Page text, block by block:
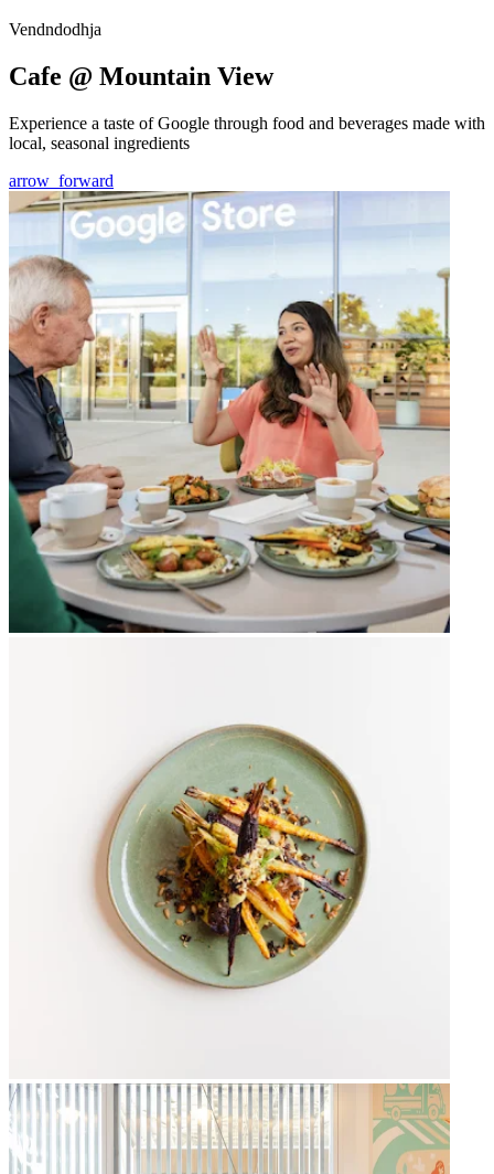
Vendndodhja
Cafe @ Mountain View
Experience a taste of Google through food and beverages made with
local, seasonal ingredients
arrow_forward